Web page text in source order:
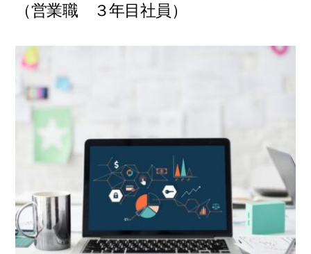
（営業職 ３年目社員）